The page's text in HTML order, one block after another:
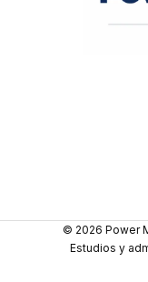
© 2026 Power
Estudios y